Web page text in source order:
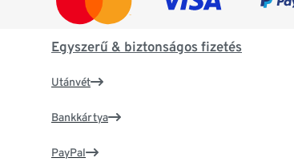
Egyszerű & biztonságos fizetés
Utánvét
Bankkártya
PayPal